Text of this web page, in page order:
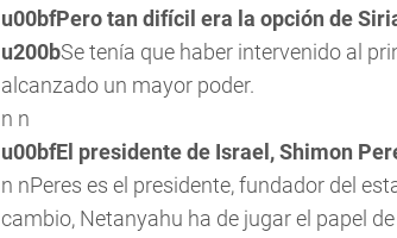
u00bfPero tan difícil era la opción de
u200bSe tenía que haber intervenido al
alcanzado un mayor poder.
n n
u00bfEl presidente de Israel, Shimon
n nPeres es el presidente, fundador del
cambio, Netanyahu ha de jugar el papel